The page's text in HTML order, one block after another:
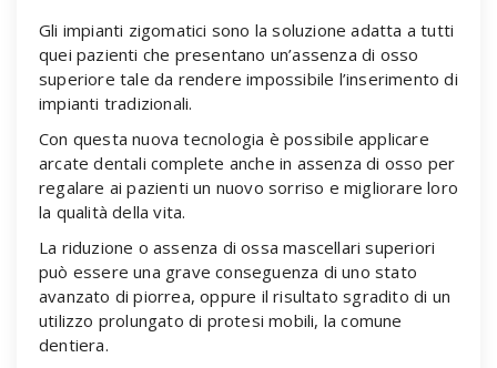
Gli impianti zigomatici sono la soluzione adatta a tutti
quei pazienti che presentano un’assenza di osso
superiore tale da rendere impossibile l’inserimento di
impianti tradizionali.
Con questa nuova tecnologia è possibile applicare
arcate dentali complete anche in assenza di osso per
regalare ai pazienti un nuovo sorriso e migliorare loro
la qualità della vita.
La riduzione o assenza di ossa mascellari superiori
può essere una grave conseguenza di uno stato
avanzato di piorrea, oppure il risultato sgradito di un
utilizzo prolungato di protesi mobili, la comune
dentiera.